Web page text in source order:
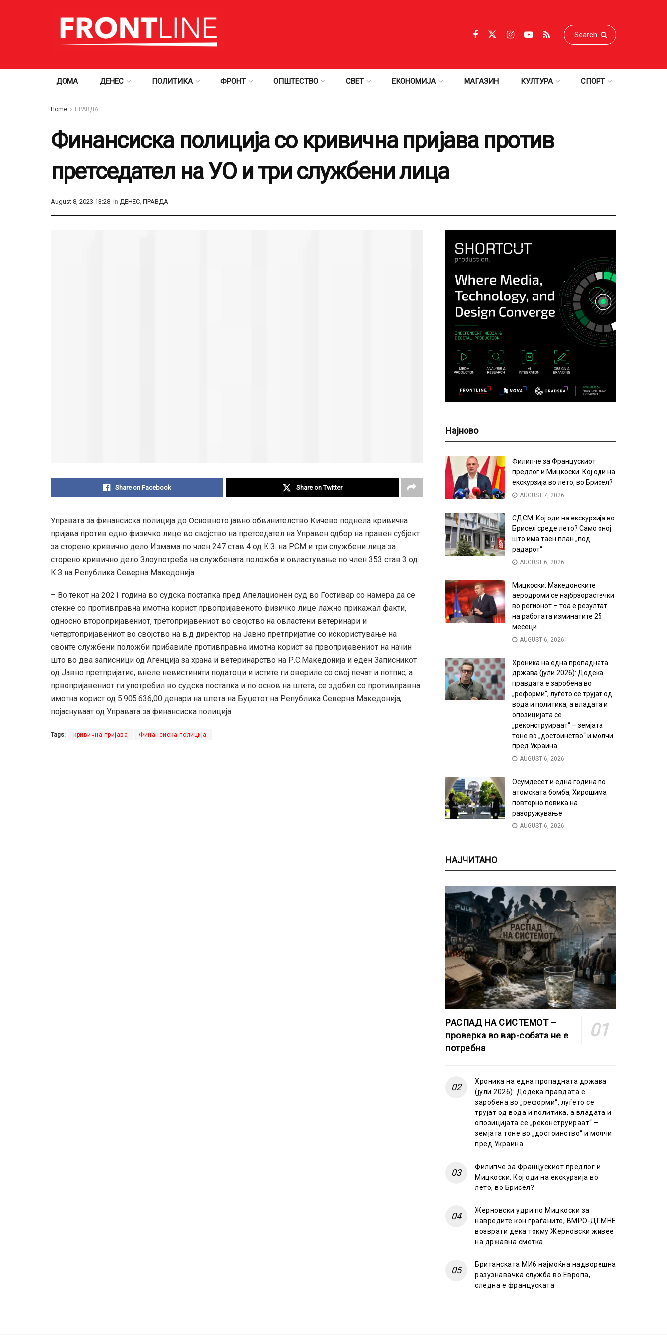
ДОМА ДЕНЕС ПОЛИТИКА ФРОНТ ОПШТЕСТВО СВЕТ ЕКОНОМИЈА МАГАЗИН КУЛТУРА СПОРТ
Home ПРАВДА
Финансиска полиција со кривична пријава против
претседател на УО и три службени лица
August 8, 2023 13:28 in ДЕНЕС, ПРАВДА
Share on Facebook Share on Twitter
Управата за финансиска полиција до Основното јавно обвинителство Кичево поднела кривична
пријава против едно физичко лице во својство на претседател на Управен одбор на правен субјект
за сторено кривично дело Измама по член 247 став 4 од К.З. на РСМ и три службени лица за
сторено кривично дело Злоупотреба на службената положба и овластување по член 353 став 3 од
К.З на Република Северна Македонија.
– Во текот на 2021 година во судска постапка пред Апелационен суд во Гостивар со намера да се
стекне со противправна имотна корист првопријавеното физичко лице лажно прикажал факти,
односно второпријавениот, третопријавениот во својство на овластени ветеринари и
четвртопријавениот во својство на в.д директор на Јавно претпријатие со искористување на
своите службени положби прибавиле противправна имотна корист за првопријавениот на начин
што во два записници од Агенција за храна и ветеринарство на Р.С.Македонија и еден Записникот
од Јавно претпријатие, внеле невистинити податоци и истите ги овериле со свој печат и потпис, а
првопријавениот ги употребил во судска постапка и по основ на штета, се здобил со противправна
имотна корист од 5.905.636,00 денари на штета на Буџетот на Република Северна Македонија,
појаснуваат од Управата за финансиска полиција.
Tags: кривична пријава Финансиска полиција
Најново
Филипче за Францускиот
предлог и Мицкоски: Кој оди на
екскурзија во лето, во Брисел?
AUGUST 7, 2026
СДСМ: Кој оди на екскурзија во
Брисел среде лето? Само оној
што има таен план „под
радарот“
AUGUST 6, 2026
Мицкоски: Македонските
аеродроми се најбрзорастечки
во регионот – тоа е резултат
на работата изминатите 25
месеци
AUGUST 6, 2026
Хроника на една пропадната
држава (јули 2026): Додека
правдата е заробена во
„реформи“, луѓето се трујат од
вода и политика, а владата и
опозицијата се
„реконструираат“ – земјата
тоне во „достоинство“ и молчи
пред Украина
AUGUST 6, 2026
Осумдесет и една година по
атомската бомба, Хирошима
повторно повика на
разоружување
AUGUST 6, 2026
НАЈЧИТАНО
РАСПАД НА СИСТЕМОТ –
проверка во вар-собата не е
потребна
Хроника на една пропадната држава
(јули 2026): Додека правдата е
заробена во „реформи“, луѓето се
трујат од вода и политика, а владата и
опозицијата се „реконструираат“ –
земјата тоне во „достоинство“ и молчи
пред Украина
Филипче за Францускиот предлог и
Мицкоски: Кој оди на екскурзија во
лето, во Брисел?
Жерновски удри по Мицкоски за
навредите кон граѓаните, ВМРО-ДПМНЕ
возврати дека токму Жерновски живее
на државна сметка
Британската МИ6 најмоќна надворешна
разузнавачка служба во Европа,
следна е француската